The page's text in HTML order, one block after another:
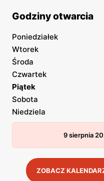
Godziny otwarcia
Poniedziałek
Wtorek
Środa
Czwartek
Piątek
Sobota
Niedziela
9 sierpnia
ZOBACZ